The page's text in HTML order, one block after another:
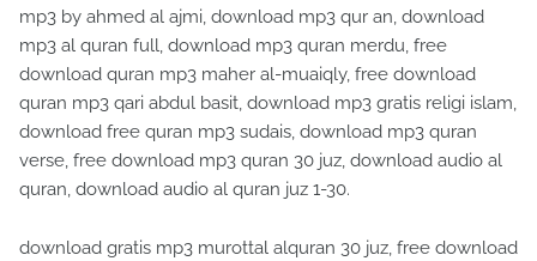
mp3 by ahmed al ajmi, download mp3 qur an, download
mp3 al quran full, download mp3 quran merdu, free
download quran mp3 maher al-muaiqly, free download
quran mp3 qari abdul basit, download mp3 gratis religi islam,
download free quran mp3 sudais, download mp3 quran
verse, free download mp3 quran 30 juz, download audio al
quran, download audio al quran juz 1-30.
download gratis mp3 murottal alquran 30 juz, free download